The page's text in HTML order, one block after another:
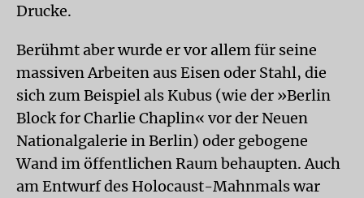
Drucke.
Berühmt aber wurde er vor allem für seine
massiven Arbeiten aus Eisen oder Stahl, die
sich zum Beispiel als Kubus (wie der »Berlin
Block for Charlie Chaplin« vor der Neuen
Nationalgalerie in Berlin) oder gebogene
Wand im öffentlichen Raum behaupten. Auch
am Entwurf des Holocaust-Mahnmals war